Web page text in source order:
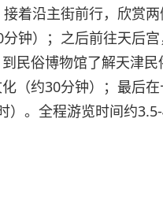
着沿主街前行，欣赏
钟）；之后前往天后
民俗博物馆了解天津
（约30分钟）；最后
）。全程游览时间约